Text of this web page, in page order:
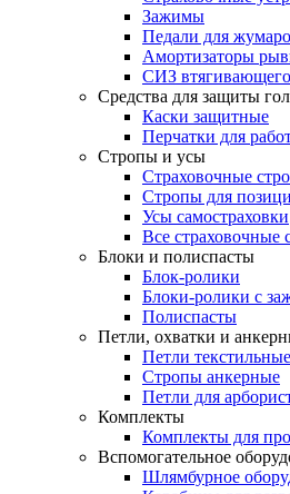
Зажимы
Педали для
Амортизаторы
СИЗ
Средства для защиты
Каски защитные
Перчатки для
Стропы и усы
Страховочные
Стропы для
Усы самостраховки
Все страховочные
Блоки и полиспасты
Блок-ролики
Блоки-ролики с
Полиспасты
Петли, охватки и
Петли текстильные
Стропы анкерные
Петли для
Комплекты
Комплекты для
Вспомогательное
Шлямбурное